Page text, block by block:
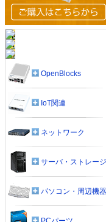
OpenBlocks
IoT関連
ネットワーク
サーバ・ストレージ
パソコン・周辺機器